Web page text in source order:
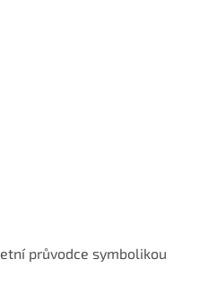
průvodce symbolikou